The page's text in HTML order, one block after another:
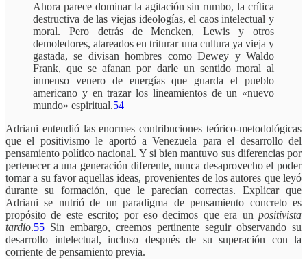
Ahora parece dominar la agitación sin rumbo, la crítica
destructiva de las viejas ideologías, el caos intelectual y
moral. Pero detrás de Mencken, Lewis y otros
demoledores, atareados en triturar una cultura ya vieja y
gastada, se divisan hombres como Dewey y Waldo
Frank, que se afanan por darle un sentido moral al
inmenso venero de energías que guarda el pueblo
americano y en trazar los lineamientos de un «nuevo
mundo» espiritual.54
Adriani entendió las enormes contribuciones teórico-metodológicas
que el positivismo le aportó a Venezuela para el desarrollo del
pensamiento político nacional. Y si bien mantuvo sus diferencias por
pertenecer a una generación diferente, nunca desaprovecho el poder
tomar a su favor aquellas ideas, provenientes de los autores que leyó
durante su formación, que le parecían correctas. Explicar que
Adriani se nutrió de un paradigma de pensamiento concreto es
propósito de este escrito; por eso decimos que era un positivista
tardío.55 Sin embargo, creemos pertinente seguir observando su
desarrollo intelectual, incluso después de su superación con la
corriente de pensamiento previa.